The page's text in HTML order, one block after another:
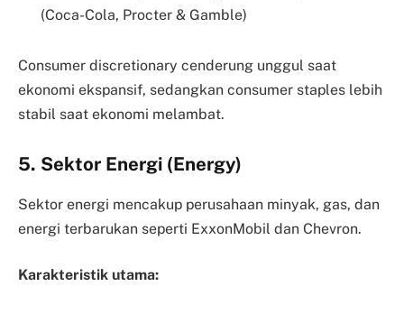
(Coca-Cola, Procter & Gamble)
Consumer discretionary cenderung unggul saat
ekonomi ekspansif, sedangkan consumer staples lebih
stabil saat ekonomi melambat.
5. Sektor Energi (Energy)
Sektor energi mencakup perusahaan minyak, gas, dan
energi terbarukan seperti ExxonMobil dan Chevron.
Karakteristik utama: